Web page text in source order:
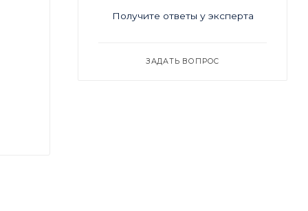
Получите ответы у эксперта
ЗАДАТЬ ВОПРОС